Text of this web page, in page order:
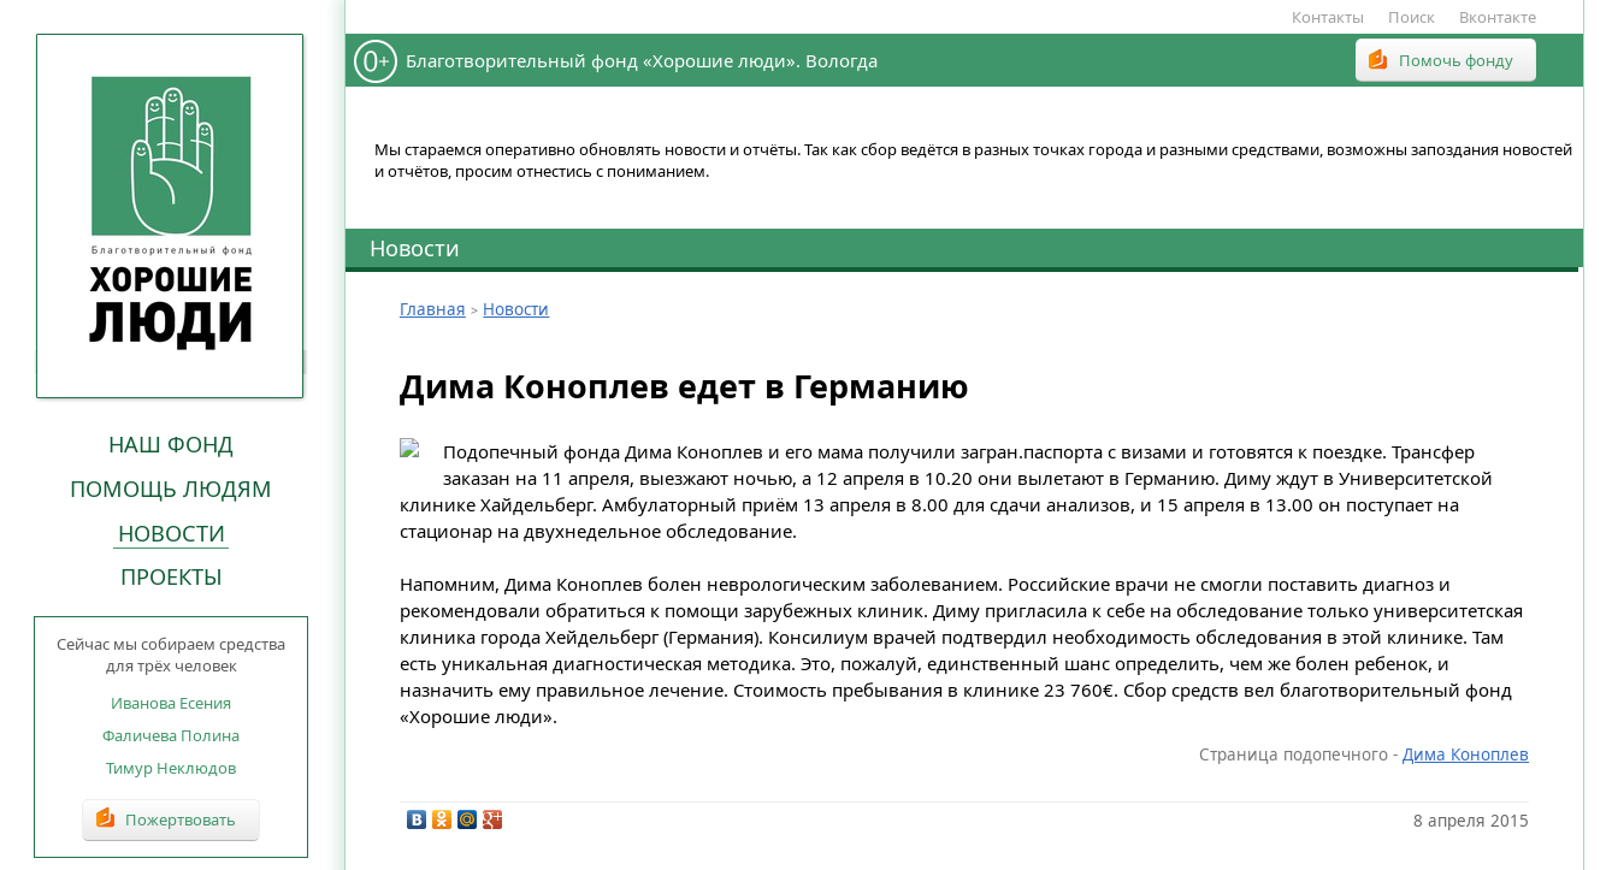
НАШ ФОНД
ПОМОЩЬ ЛЮДЯМ
НОВОСТИ
ПРОЕКТЫ
Сейчас мы собираем средства
для трёх человек
Иванова Есения
Фаличева Полина
Тимур Неклюдов
Пожертвовать
Контакты Поиск Вконтакте
Благотворительный фонд «Хорошие люди». Вологда Помочь фонду
Мы стараемся оперативно обновлять новости и отчёты. Так как сбор ведётся в разных точках города и разными средствами, возможны запоздания новостей
и отчётов, просим отнестись с пониманием.
Новости
Главная Новости
Дима Коноплев едет в Германию
Подопечный фонда Дима Коноплев и его мама получили загран.паспорта с визами и готовятся к поездке. Трансфер
заказан на 11 апреля, выезжают ночью, а 12 апреля в 10.20 они вылетают в Германию. Диму ждут в Университетской
клинике Хайдельберг. Амбулаторный приём 13 апреля в 8.00 для сдачи анализов, и 15 апреля в 13.00 он поступает на
стационар на двухнедельное обследование.
Напомним, Дима Коноплев болен неврологическим заболеванием. Российские врачи не смогли поставить диагноз и
рекомендовали обратиться к помощи зарубежных клиник. Диму пригласила к себе на обследование только университетская
клиника города Хейдельберг (Германия). Консилиум врачей подтвердил необходимость обследования в этой клинике. Там
есть уникальная диагностическая методика. Это, пожалуй, единственный шанс определить, чем же болен ребенок, и
назначить ему правильное лечение. Стоимость пребывания в клинике 23 760€. Сбор средств вел благотворительный фонд
«Хорошие люди».
Страница подопечного -Дима Коноплев
8 апреля 2015